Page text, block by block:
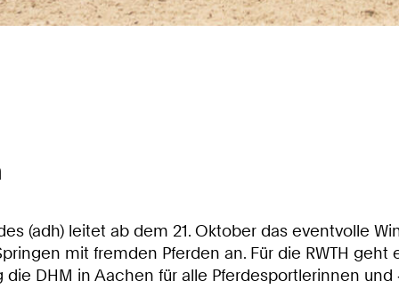
(adh) leitet ab dem 21. Oktober das eventvolle
mit fremden Pferden an. Für die RWTH
DHM in Aachen für alle Pferdesportlerinnen